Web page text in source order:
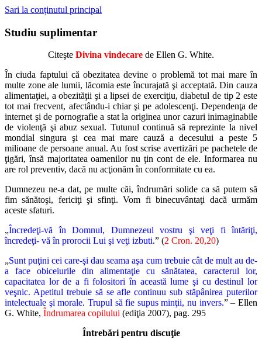
Sari la conținutul principal
Studiu suplimentar
Citeşte Divina vindecare de Ellen G. White.
În ciuda faptului că obezitatea devine o problemă tot mai mare în
multe zone ale lumii, lăcomia este încurajată şi acceptată. Din cauza
alimentaţiei, a obezităţii şi a lipsei de exerciţiu, diabetul de tip 2 este
tot mai frecvent, afectându-i chiar şi pe adolescenţi. Dependenţa de
internet şi de pornografie a stat la originea unor cazuri inimaginabile
de violenţă şi abuz sexual. Tutunul continuă să reprezinte la nivel
mondial singura şi cea mai mare cauză a decesului a peste 5
milioane de persoane anual. Au fost scrise avertizări pe pachetele de
ţigări, însă majoritatea oamenilor nu ţin cont de ele. Informarea nu
are rol preventiv, dacă nu acţionăm în conformitate cu ea.
Dumnezeu ne-a dat, pe multe căi, îndrumări solide ca să putem să
fim sănătoşi, fericiţi şi sfinţi. Vom fi binecuvântaţi dacă urmăm
aceste sfaturi.
„Încredeţi-vă în Domnul, Dumnezeul vostru şi veţi fi întăriţi,
încredeţi- vă în prorocii Lui şi veţi izbuti.” (2 Cron. 20,20)
„Sunt puţini cei care-şi dau seama aşa cum trebuie cât de mult au de-
a face obiceiurile din alimentaţie cu sănătatea, caracterul lor,
capacitatea lor de a fi folositori în această lume şi cu destinul lor
veşnic. Apetitul trebuie să se afle continuu sub stăpânirea puterilor
intelectuale şi morale. Trupul să fie supus minţii, nu invers.” – Ellen
G. White, Îndrumarea copilului (ediţia 2007), pag. 295
Întrebări pentru discuţie